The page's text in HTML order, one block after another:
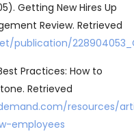
Getting New Hires Up
Review. Retrieved
publication/
Practices: How to
Retrieved
resources/
employees